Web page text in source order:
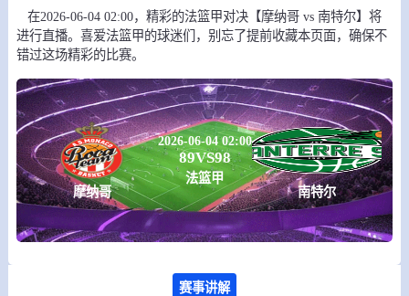
在2026-06-04 02:00，精彩的法篮甲对决【摩纳哥 vs 南特尔】将
进行直播。喜爱法篮甲的球迷们，别忘了提前收藏本页面，确保不
错过这场精彩的比赛。
摩纳哥
2026-06-04 02:00
89VS98
法篮甲
南特尔
赛事讲解